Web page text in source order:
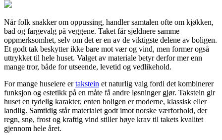
Når folk snakker om oppussing, handler samtalen ofte om kjøkken,
bad og fargevalg på veggene. Taket får sjeldnere samme
oppmerksomhet, selv om det er en av de viktigste delene av boligen.
Et godt tak beskytter ikke bare mot vær og vind, men former også
uttrykket til hele huset. Valget av materiale betyr derfor mer enn
mange tror, både for utseende, levetid og vedlikehold.
For mange huseiere ertakstein et naturlig valg fordi det kombinerer
funksjon og estetikk på en måte få andre løsninger gjør. Takstein gir
huset en tydelig karakter, enten boligen er moderne, klassisk eller
landlig. Samtidig står materialet godt imot norske værforhold, der
regn, snø, frost og kraftig vind stiller høye krav til takets kvalitet
gjennom hele året.